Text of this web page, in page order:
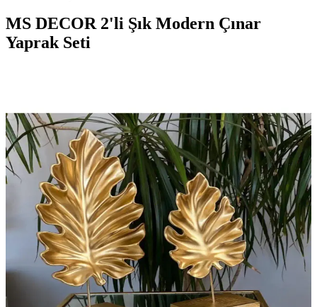
MS DECOR 2'li Şık Modern Çınar
Yaprak Seti